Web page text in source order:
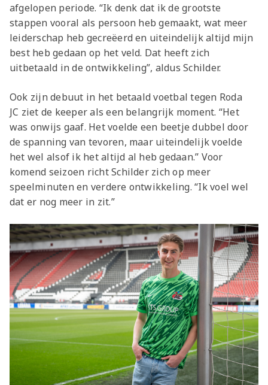
afgelopen periode. “Ik denk dat ik de grootste
stappen vooral als persoon heb gemaakt, wat meer
leiderschap heb gecreëerd en uiteindelijk altijd mijn
best heb gedaan op het veld. Dat heeft zich
uitbetaald in de ontwikkeling”, aldus Schilder.
Ook zijn debuut in het betaald voetbal tegen Roda
JC ziet de keeper als een belangrijk moment. “Het
was onwijs gaaf. Het voelde een beetje dubbel door
de spanning van tevoren, maar uiteindelijk voelde
het wel alsof ik het altijd al heb gedaan.” Voor
komend seizoen richt Schilder zich op meer
speelminuten en verdere ontwikkeling. “Ik voel wel
dat er nog meer in zit.”